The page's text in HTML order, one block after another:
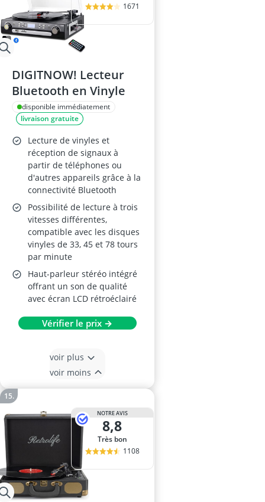
1671
DIGITNOW! Lecteur
Bluetooth en Vinyle
disponible immédiatement
livraison gratuite
Lecture de vinyles et
réception de signaux à
partir de téléphones ou
d'autres appareils grâce à la
connectivité Bluetooth
Possibilité de lecture à trois
vitesses différentes,
compatible avec les disques
vinyles de 33, 45 et 78 tours
par minute
Haut-parleur stéréo intégré
offrant un son de qualité
avec écran LCD rétroéclairé
Vérifier le prix →
voir plus
voir moins
NOTRE AVIS
8,8
Très bon
1108